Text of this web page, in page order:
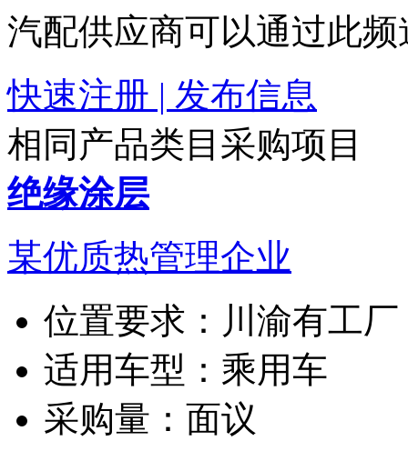
汽配供应商可以通过此
快速注册 | 发布信息
相同产品类目采购项目
绝缘涂层
某优质热管理企业
位置要求： 川渝有工厂
适用车型： 乘用车
采购量： 面议